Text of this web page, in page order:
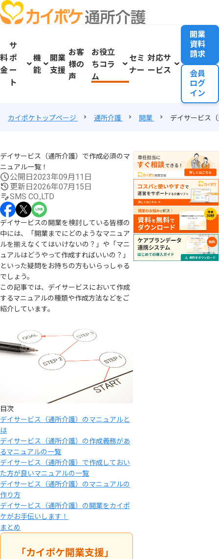
料
金
サ
ポ
ー
ト
機
能
開業
支援
お客
様の
声
お役立
ちコラ
ム
セミ
ナー
対応サ
ービス
開業
資料
請求
会員
ログ
イン
カイポケトップページ 通所介護 開業 デイサービス
デイサービス（通所介護）で作成必須のマ
ニュアル一覧！
公開日 2023年09月11日
更新日 2026年07月15日
SMS CO.,LTD
デイサービスの開業を検討している皆様の
中には、「開業までにどのようなマニュア
ルを揃えなくてはいけないの？」や「マニ
ュアルはどうやって作成すればいいの？」
といった疑問をお持ちの方もいらっしゃる
でしょう。
この記事では、デイサービスにおいて作成
するマニュアルの種類や作成方法などをご
紹介しています。
目次
デイサービス（通所介護）のマニュアルと
は
デイサービス（通所介護）の作成義務があ
るマニュアルの一覧
デイサービス（通所介護）で作成しておい
た方が良いマニュアルの一覧
デイサービス（通所介護）のマニュアルの
作り方
デイサービス（通所介護）の開業をカイポ
ケがお手伝いします！
まとめ
「カイポケ開業支援」